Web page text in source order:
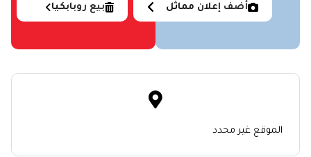
أضف إعلان مماثل بيع روبابكيا
الموقع غير محدد